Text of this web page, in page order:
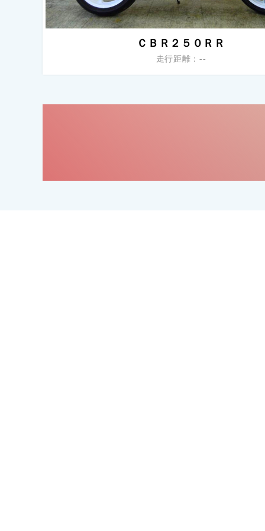
ＣＢＲ２５０ＲＲ
走行距離：--